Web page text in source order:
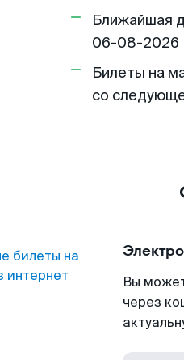
Ближайшая
06-08-2026
Билеты на
со
билеты на
интернет
Вы
через